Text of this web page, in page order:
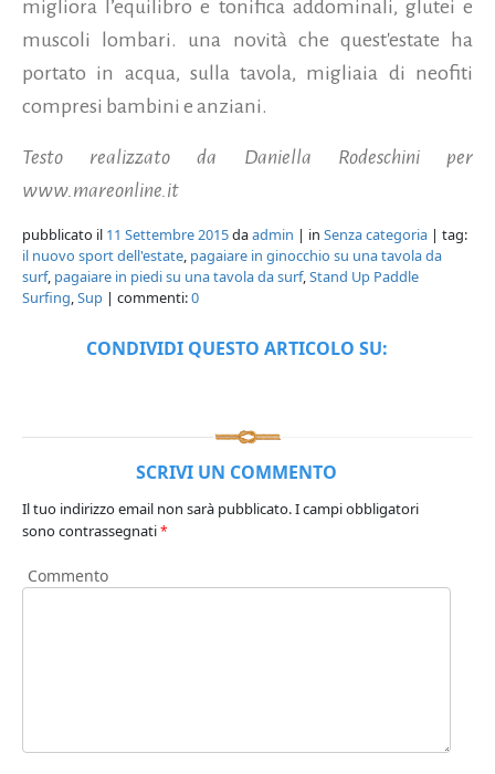
migliora l’equilibro e tonifica addominali, glutei e
muscoli lombari. una novità che quest'estate ha
portato in acqua, sulla tavola, migliaia di neofiti
compresi bambini e anziani.
Testo realizzato da Daniella Rodeschini per
www.mareonline.it
pubblicato il 11 Settembre 2015daadmin | in Senza categoria | tag:
il nuovo sport dell'estate, pagaiare in ginocchio su una tavola da
surf, pagaiare in piedi su una tavola da surf,Stand Up Paddle
Surfing,Sup | commenti:0
CONDIVIDI QUESTO ARTICOLO SU:
SCRIVI UN COMMENTO
Il tuo indirizzo email non sarà pubblicato.I campi obbligatori
sono contrassegnati*
Commento